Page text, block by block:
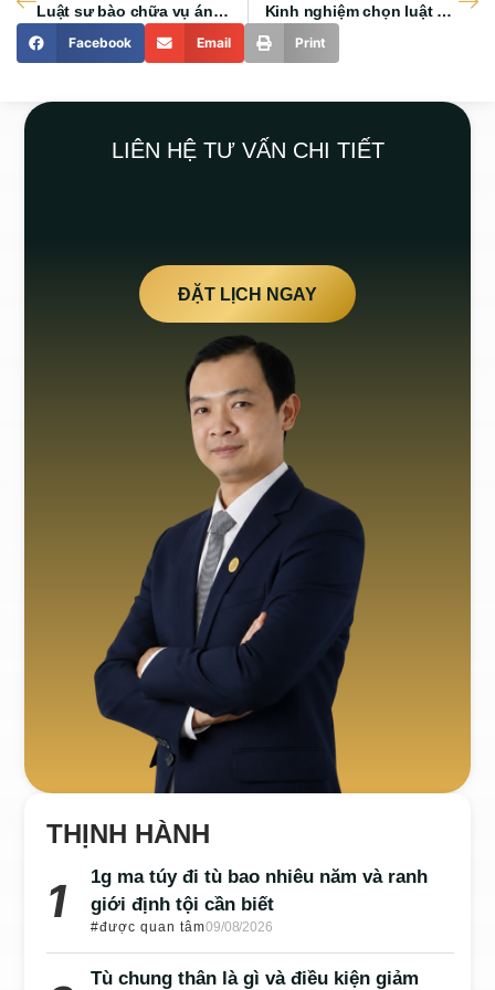
Luật sư bào chữa vụ án hình sự TP HCM và những lưu ý quan trọng Kinh nghiệm chọn luật sư hình sự uy tín TP HCM và những lưu ý quan trọng
Facebook Email Print
LIÊN HỆ TƯ VẤN CHI TIẾT
ĐẶT LỊCH NGAY
THỊNH HÀNH
1g ma túy đi tù bao nhiêu năm và ranh
giới định tội cần biết
#được quan tâm09/08/2026
Tù chung thân là gì và điều kiện giảm